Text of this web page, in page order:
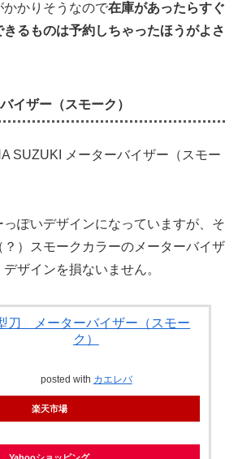
かりそうなので在庫があったらすぐ
るものは予約しちゃったほうがよさ
イザー（スモーク）
っぽいデザインになっていますが、そ
）スモークカラーのメーターバイザ
ザインを損ないません。
刀 メーターバイザー（スモー
ク）
posted with カエレバ
楽天市場